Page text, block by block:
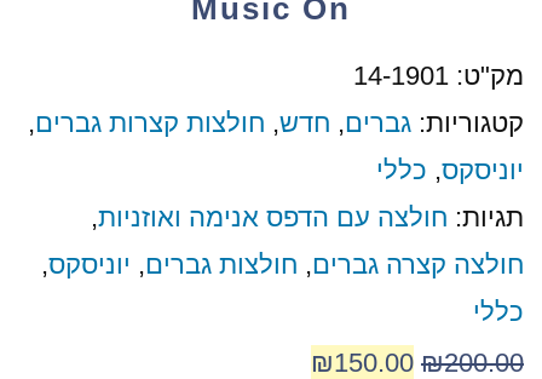
Music On
מק"ט: 14-1901
קטגוריות: גברים, חדש, חולצות קצרות גברים,
יוניסקס, כללי
תגיות: חולצה עם הדפס אנימה ואוזניות,
חולצה קצרה גברים, חולצות גברים, יוניסקס,
כללי
₪200.00
₪150.00